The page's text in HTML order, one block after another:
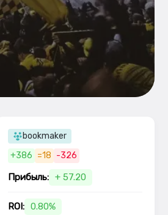
bookmaker
+386 =18 -326
Прибыль: + 57.20
ROI: 0.80%